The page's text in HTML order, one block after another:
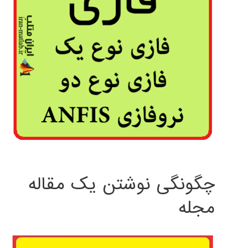
چگونگی نوشتن یک مقاله
مجله